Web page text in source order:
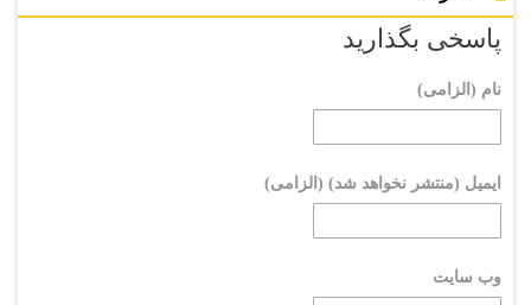
پاسخی بگذارید
نام (الزامی)
ایمیل (منتشر نخواهد شد) (الزامی)
وب سایت